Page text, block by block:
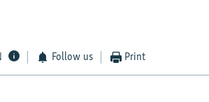
Follow us Print